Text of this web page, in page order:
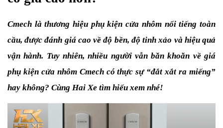
Cmech là thương hiệu phụ kiện cửa nhôm nổi tiếng toàn
cầu, được đánh giá cao về độ bền, độ tinh xảo và hiệu quả
vận hành. Tuy nhiên, nhiều người vẫn băn khoăn về giá
phụ kiện cửa nhôm Cmech có thực sự “đắt xắt ra miếng”
hay không? Cùng Hai Xe tìm hiểu xem nhé!